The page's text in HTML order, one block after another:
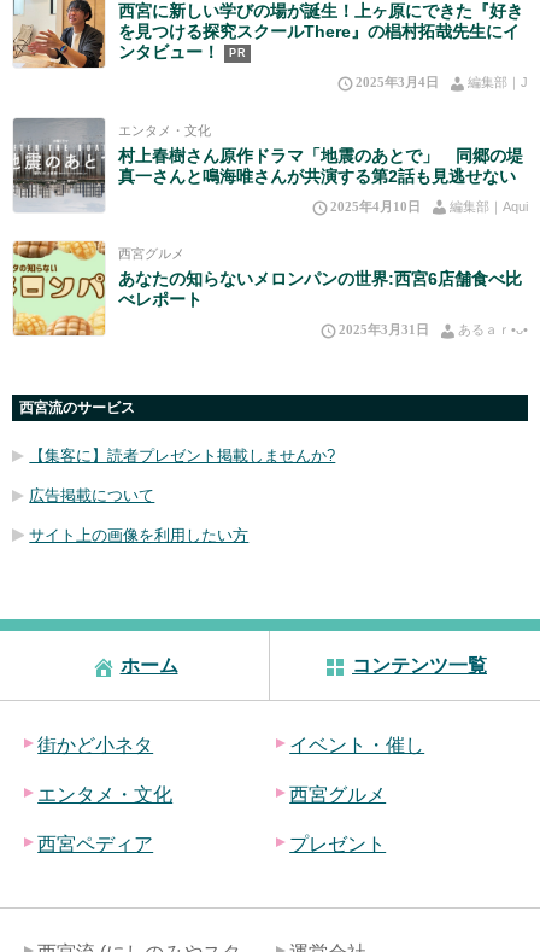
西宮に新しい学びの場が誕生！上ヶ原にできた『好き
を見つける探究スクールThere』の椙村拓哉先生にイ
ンタビュー！
PR
2025年3月4日 編集部｜J
エンタメ・文化
村上春樹さん原作ドラマ「地震のあとで」 同郷の堤
真一さんと鳴海唯さんが共演する第2話も見逃せない
2025年4月10日 編集部｜Aqui
西宮グルメ
あなたの知らないメロンパンの世界:西宮6店舗食べ比
べレポート
2025年3月31日 あるａｒ•⁠ᴗ⁠•⁠
西宮流のサービス
【集客に】読者プレゼント掲載しませんか?
広告掲載について
サイト上の画像を利用したい方
ホーム コンテンツ一覧
街かど小ネタ イベント・催し
エンタメ・文化 西宮グルメ
西宮ペディア プレゼント